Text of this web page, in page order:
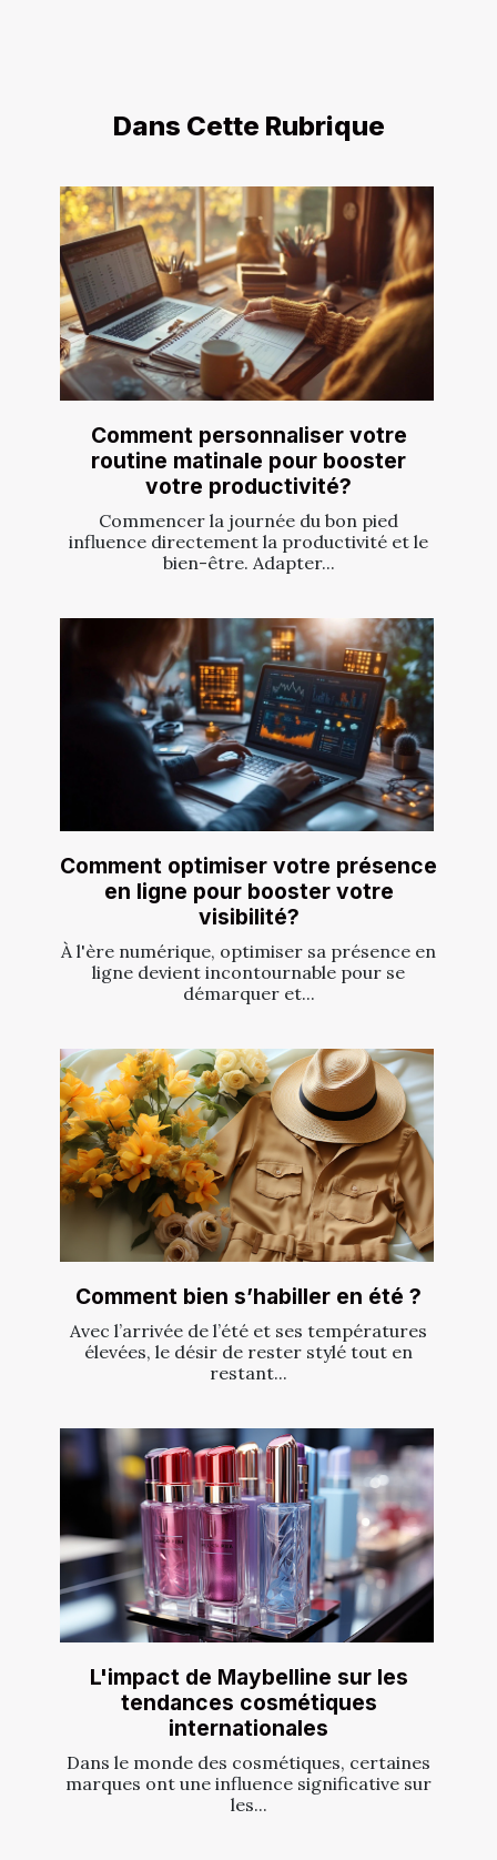
Dans Cette Rubrique
Comment personnaliser votre
routine matinale pour booster
votre productivité?
Commencer la journée du bon pied
influence directement la productivité et le
bien-être. Adapter...
Comment optimiser votre présence
en ligne pour booster votre
visibilité?
À l'ère numérique, optimiser sa présence en
ligne devient incontournable pour se
démarquer et...
Comment bien s’habiller en été ?
Avec l’arrivée de l’été et ses températures
élevées, le désir de rester stylé tout en
restant...
L'impact de Maybelline sur les
tendances cosmétiques
internationales
Dans le monde des cosmétiques, certaines
marques ont une influence significative sur
les...